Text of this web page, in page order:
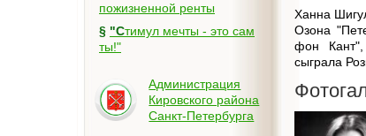
пожизненной ренты
§ "Стимул мечты - это сам
ты!"
Администрация
Кировского района
Санкт-Петербурга
Ханна
Озона
фон Кант",
сыграла